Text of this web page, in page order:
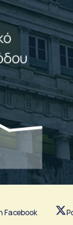
Facebook